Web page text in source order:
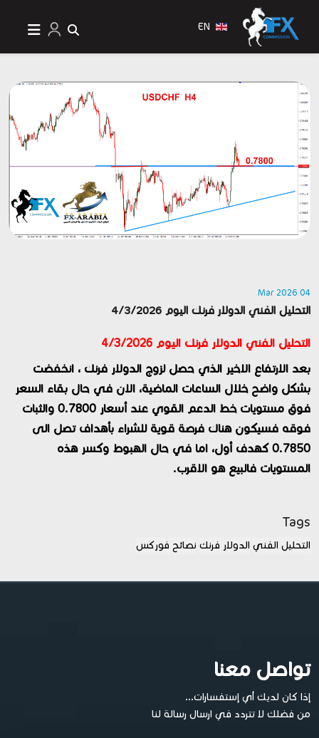
04 Mar 2026
التحليل الفني الدولار فرنك اليوم 4/3/2026
التحليل الفني الدولار فرنك اليوم 4/3/2026
بعد الارتفاع الاخير الذي حصل لزوج الدولار فرنك ، انخفضت
بشكل واضح خلال الساعات الماضية، الان في حال بقاء السعر
فوق مستويات خط الدعم القوي عند أسعار 0.7800 والثبات
فوقه فسيكون هناك فرصة قوية للشراء بأهداف تصل الى
0.7850 كهدف أول، اما في حال الهبوط وكسر هذه
المستويات فالبيع هو الاقرب.
Tags
التحليل الفني الدولار فرنك نصائح فوركس
تواصل معنا
إذا كان لديك أي إستفسارات...
من فضلك لا تتردد في ارسال رسالة لنا